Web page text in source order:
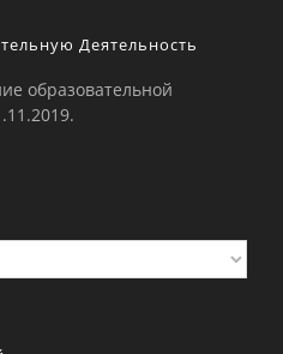
Деятельность
образовательной